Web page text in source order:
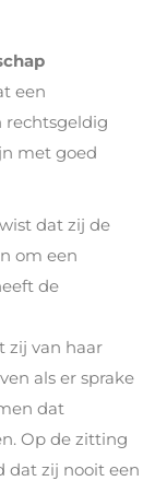
een
rechtsgeldig
met goed
dat zij de
om een
de
zij van haar
als er sprake
dat
Op de zitting
dat zij nooit een